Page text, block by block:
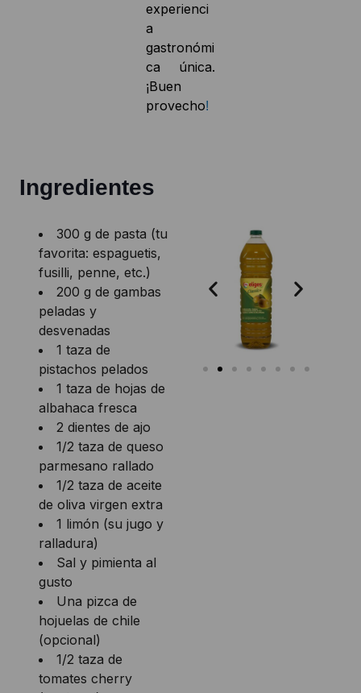
experienci
a
gastronómi
ca única.
¡Buen
provecho!
Ingredientes
300 g de pasta (tu
favorita: espaguetis,
fusilli, penne, etc.)
200 g de gambas
peladas y
desvenadas
1 taza de
pistachos pelados
1 taza de hojas de
albahaca fresca
2 dientes de ajo
1/2 taza de queso
parmesano rallado
1/2 taza de aceite
de oliva virgen extra
1 limón (su jugo y
ralladura)
Sal y pimienta al
gusto
Una pizca de
hojuelas de chile
(opcional)
1/2 taza de
tomates cherry